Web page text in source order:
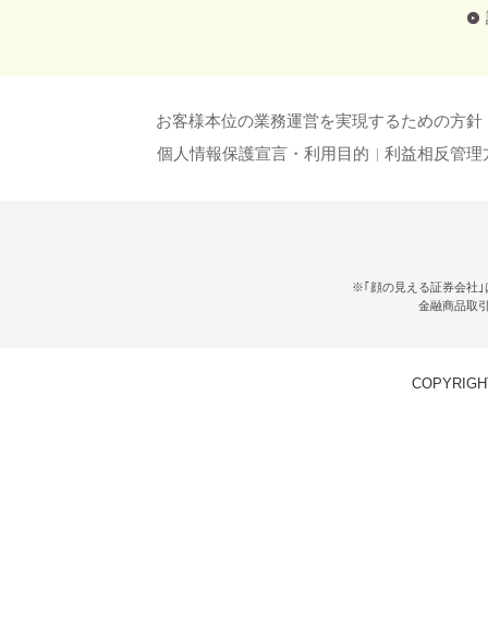
お客様本位の業務運営を実現するための方針
個人情報保護宣言・利用目的
利益相反管理
※｢顔の見える証券会社｣
金融商品取